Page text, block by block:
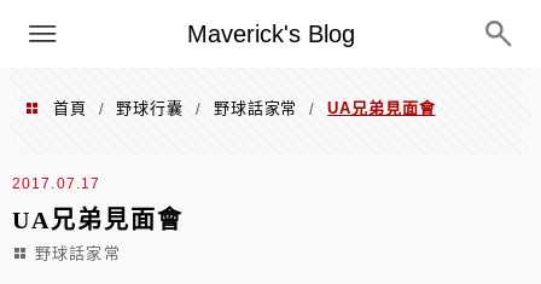
Maverick's Blog
Menu
首頁 / 野球行囊 / 野球話家常 / UA兄弟見面會
2017.07.17
UA兄弟見面會
野球話家常